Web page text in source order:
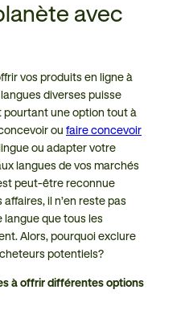
avec
vos produits en ligne à
diverses puisse
pourtant une option tout à
ou faire concevoir
ou adapter votre
langues de vos marchés
peut-être reconnue
il n’en reste pas
langue que tous les
Alors, pourquoi exclure
potentiels?
à offrir différentes options